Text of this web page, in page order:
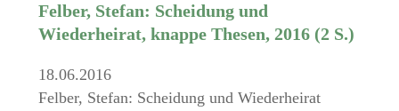
Felber, Stefan: Scheidung und
Wiederheirat, knappe Thesen, 2016 (2 S.)
18.06.2016
Felber, Stefan: Scheidung und Wiederheirat